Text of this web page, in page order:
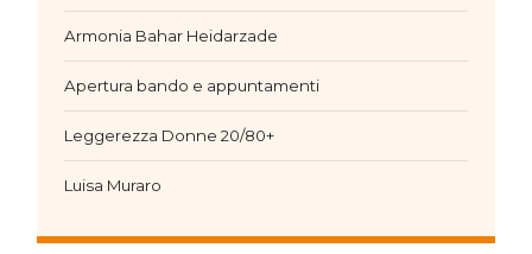
Armonia Bahar Heidarzade
Apertura bando e appuntamenti
Leggerezza Donne 20/80+
Luisa Muraro